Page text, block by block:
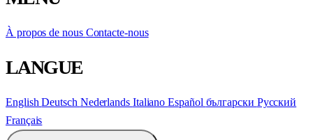
À propos de nous Contacte-nous
LANGUE
EnglishDeutsch Nederlands ItalianoEspañol български Русский
Français